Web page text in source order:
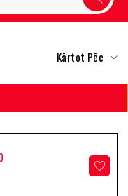
Kārtot Pēc